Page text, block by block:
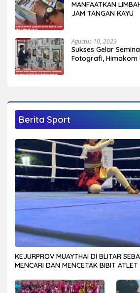
MANFAATKAN
JAM TANGAN KAYU
Agustus 10, 2023
Sukses Gelar
Fotografi, Himakom
Berita Sport
KEJURPROV MUAYTHAI DI BLITAR
MENCARI DAN MENCETAK BIBIT